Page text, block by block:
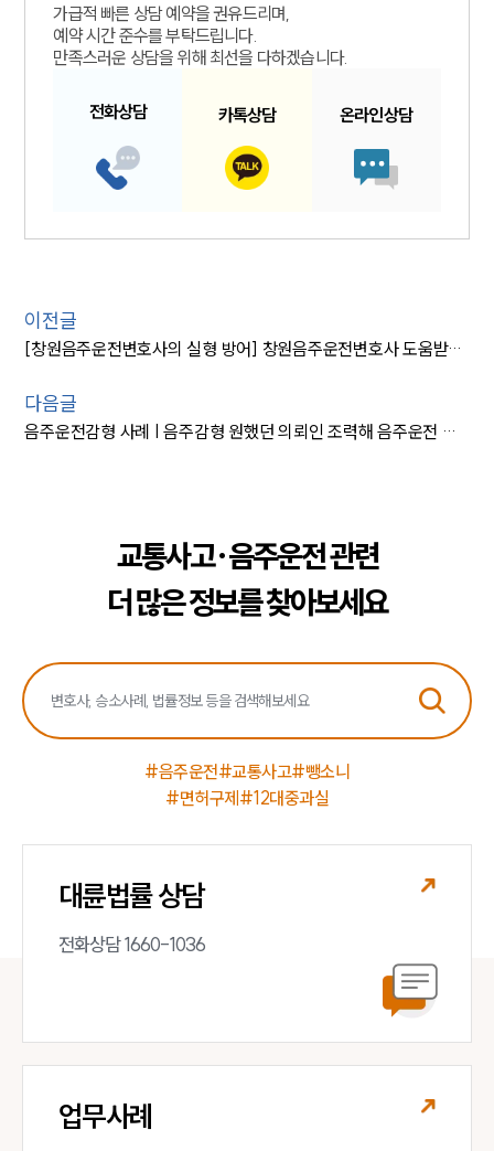
가급적 빠른 상담 예약을 권유드리며,
예약 시간 준수를 부탁드립니다.
만족스러운 상담을 위해 최선을 다하겠습니다.
전화상담 카톡상담 온라인상담
이전글
[창원음주운전변호사의 실형 방어] 창원음주운전변호사 도움받아 실형 방어, 벌금형에 그쳐
다음글
음주운전감형 사례 | 음주감형 원했던 의뢰인 조력해 음주운전 벌금형 선고
교통사고·음주운전 관련
더 많은 정보를 찾아보세요
#음주운전#교통사고#뺑소니
#면허구제#12대중과실
대륜법률 상담
전화상담 1660-1036
업무사례